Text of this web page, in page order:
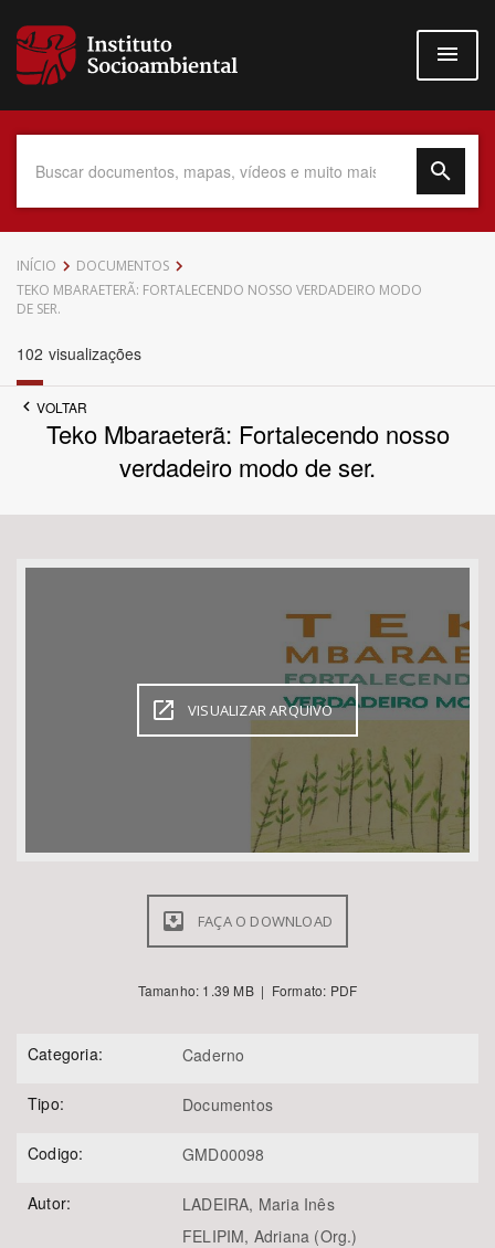
para
conteúdo
Data do Documento
Área de Levantamento
BUSCAR
INÍCIO
DOCUMENTOS
TEKO MBARAETERÃ: FORTALECENDO NOSSO VERDADEIRO MODO
DE SER.
102 visualizações
VOLTAR
Teko Mbaraeterã: Fortalecendo nosso
verdadeiro modo de ser.
VISUALIZAR ARQUIVO
FAÇA O DOWNLOAD
Tamanho: 1.39 MB | Formato: PDF
Categoria: Caderno
Tipo: Documentos
Codigo: GMD00098
Autor:
LADEIRA, Maria Inês
FELIPIM, Adriana (Org.)